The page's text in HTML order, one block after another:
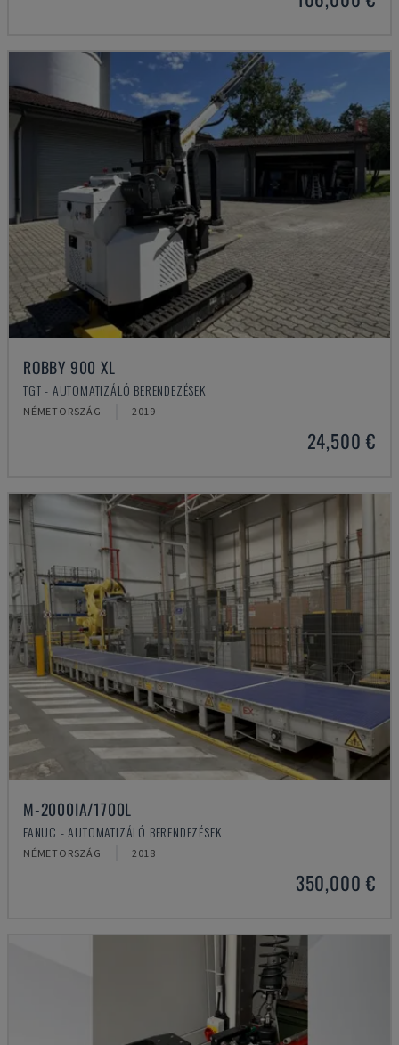
ROBBY 900 XL
TGT - AUTOMATIZÁLÓ BERENDEZÉSEK
NÉMETORSZÁG 2019
24,500 €
M-2000IA/1700L
FANUC - AUTOMATIZÁLÓ BERENDEZÉSEK
NÉMETORSZÁG 2018
350,000 €